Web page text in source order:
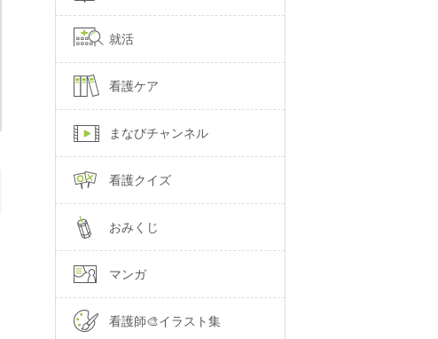
就活
看護ケア
まなびチャンネル
看護クイズ
おみくじ
マンガ
看護師🎨イラスト集